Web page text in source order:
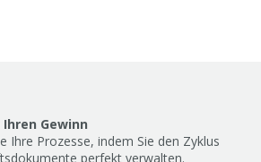
Gewinn
Ihre Prozesse, indem Sie den Zyklus
perfekt verwalten.